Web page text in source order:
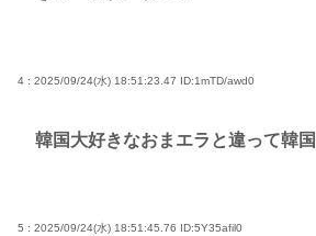
4 : 2025/09/24(水) 18:51:23.47 ID:1mTD/awd0
韓国大好きなおまエラと違って韓
5 : 2025/09/24(水) 18:51:45.76 ID:5Y35afil0